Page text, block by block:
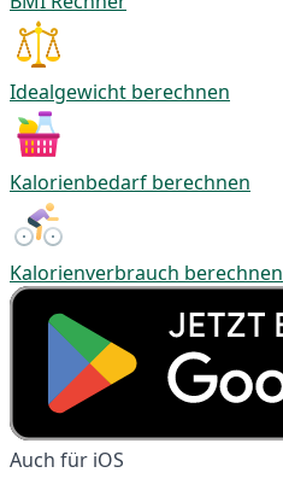
Idealgewicht berechnen
Kalorienbedarf berechnen
Kalorienverbrauch berechnen
Auch für iOS